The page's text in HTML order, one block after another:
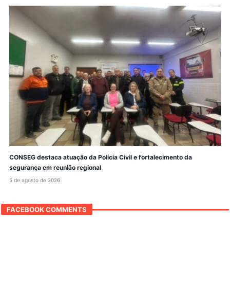
CONSEG destaca atuação da Polícia Civil e fortalecimento da
segurança em reunião regional
5 de agosto de 2026
FACEBOOK COMMENTS